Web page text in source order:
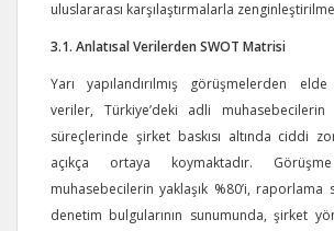
uluslararası karşılaştırmalarla
3.1. Anlatısal Verilerden SWOT Matrisi
Yarı yapılandırılmış görüşmelerden
veriler, Türkiye’deki adli
süreçlerinde şirket baskısı altında ciddi
açıkça ortaya koymaktadır.
muhasebecilerin yaklaşık %80’i, raporlama
denetim bulgularının sunumunda, şirket